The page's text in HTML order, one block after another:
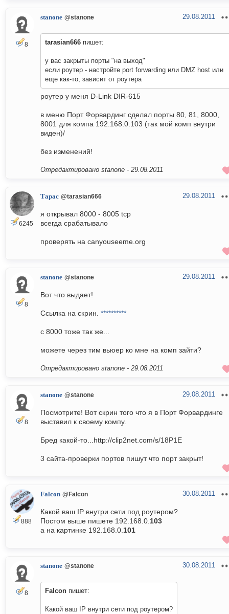
8
stanone @stanone 29.08.2011
tarasian666 пишет:
у вас закрыты порты "на выход"
если роутер - настройте port forwarding или DMZ host или
еще как-то, зависит от роутера
роутер у меня D-Link DIR-615
в меню Порт Форвардинг сделал порты 80, 81, 8000,
8001 для компа 192.168.0.103 (так мой комп внутри
виден)/
без изменений!
Отредактировано stanone - 29.08.2011
6245
Тарас @tarasian666 29.08.2011
я открывал 8000 - 8005 tcp
всегда срабатывало
проверять на canyouseeme.org
8
stanone @stanone 29.08.2011
Вот что выдает!
Ссылка на скрин. **********
с 8000 тоже так же...
можете через тим вьюер ко мне на комп зайти?
Отредактировано stanone - 29.08.2011
8
stanone @stanone 29.08.2011
Посмотрите! Вот скрин того что я в Порт Форвардинге
выставил к своему компу.
Бред какой-то...http://clip2net.com/s/18P1E
3 сайта-проверки портов пишут что порт закрыт!
888
Falcon @Falcon 30.08.2011
Какой ваш IP внутри сети под роутером?
Постом выше пишете 192.168.0. 103
а на картинке 192.168.0. 101
8
stanone @stanone 30.08.2011
Falcon пишет:
Какой ваш IP внутри сети под роутером?